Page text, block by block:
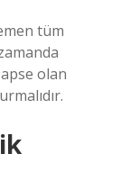
tüm
olan